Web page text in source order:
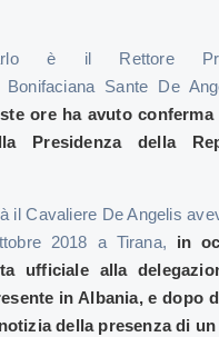
è il Rettore
Bonifaciana Sante De
ore ha avuto conferma
Presidenza della
il Cavaliere De Angelis
2018 a Tirana, in
ufficiale alla
in Albania, e dopo
della presenza di